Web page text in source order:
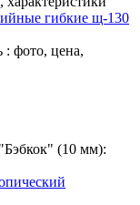
фото, цена,
(10 мм):